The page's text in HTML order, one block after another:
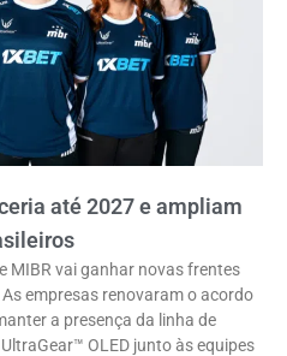
até 2027 e ampliam
MIBR vai ganhar novas frentes
empresas renovaram o acordo
a presença da linha de
OLED junto às equipes